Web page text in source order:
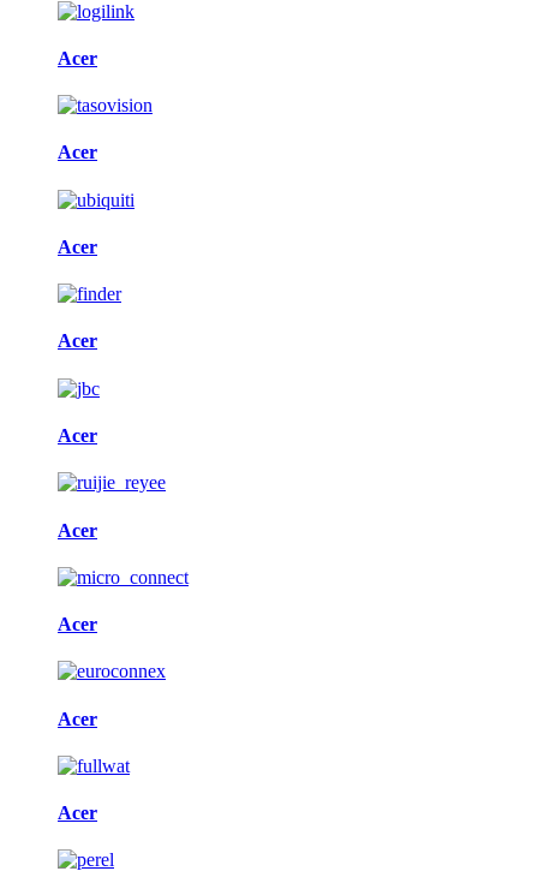
Acer
Acer
Acer
Acer
Acer
Acer
Acer
Acer
Acer